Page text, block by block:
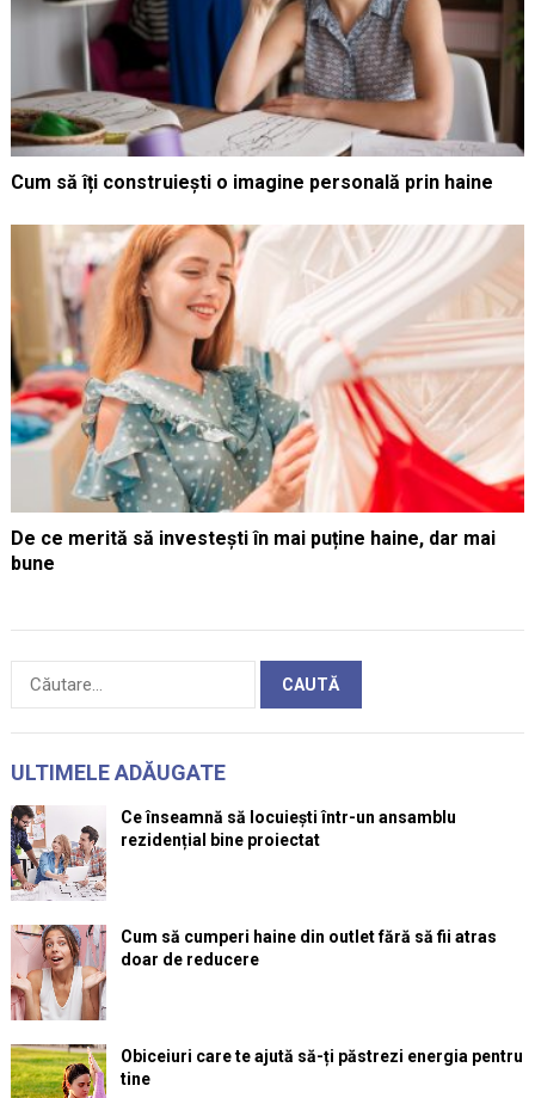
Cum să îți construiești o imagine personală prin haine
De ce merită să investești în mai puține haine, dar mai
bune
Caută
ULTIMELE ADĂUGATE
Ce înseamnă să locuiești într-un ansamblu
rezidențial bine proiectat
Cum să cumperi haine din outlet fără să fii atras
doar de reducere
Obiceiuri care te ajută să-ți păstrezi energia pentru
tine